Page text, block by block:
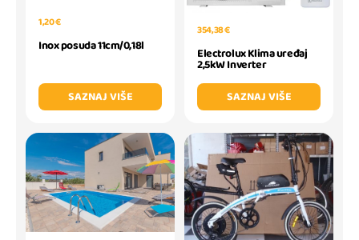
1,20 €
Inox posuda 11cm/0,18l
SAZNAJ VIŠE
354,38 €
Electrolux Klima uređaj
2,5kW Inverter
SAZNAJ VIŠE